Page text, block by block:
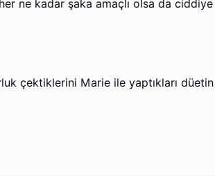
ne kadar şaka amaçlı olsa da
çektiklerini Marie ile yaptıkları